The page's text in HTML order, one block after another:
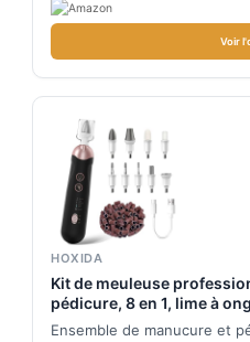
Voir
HOXIDA
Kit de meuleuse
pédicure, 8 en 1, lime à
à ongles à 5 vitesses pour
Ensemble de manucure et